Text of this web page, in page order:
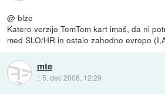
@ blze
Katero verzijo TomTom kart imaš, da ni
med SLO/HR in ostalo zahodno evropo
mte
:: 5. dec 2008, 12:29